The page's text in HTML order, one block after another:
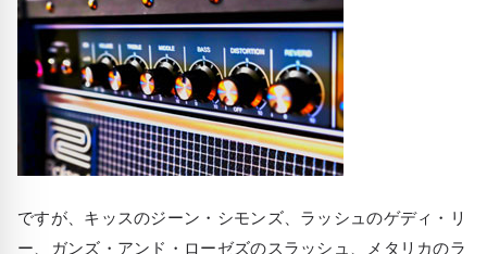
ですが、キッスのジーン・シモンズ、ラッシュのゲディ・リ
ー、ガンズ・アンド・ローゼズのスラッシュ、メタリカのラ